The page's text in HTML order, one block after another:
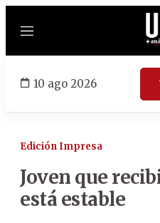
Menú
10 ago 2026
Edición Impresa
Joven que
está estable